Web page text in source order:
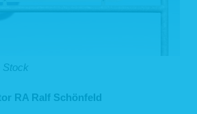
Stock
RA Ralf Schönfeld